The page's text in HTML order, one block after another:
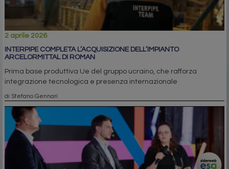
2 aprile 2026
INTERPIPE COMPLETA L’ACQUISIZIONE DELL’IMPIANTO
ARCELORMITTAL DI ROMAN
Prima base produttiva Ue del gruppo ucraino, che rafforza
integrazione tecnologica e presenza internazionale
di Stefano Gennari